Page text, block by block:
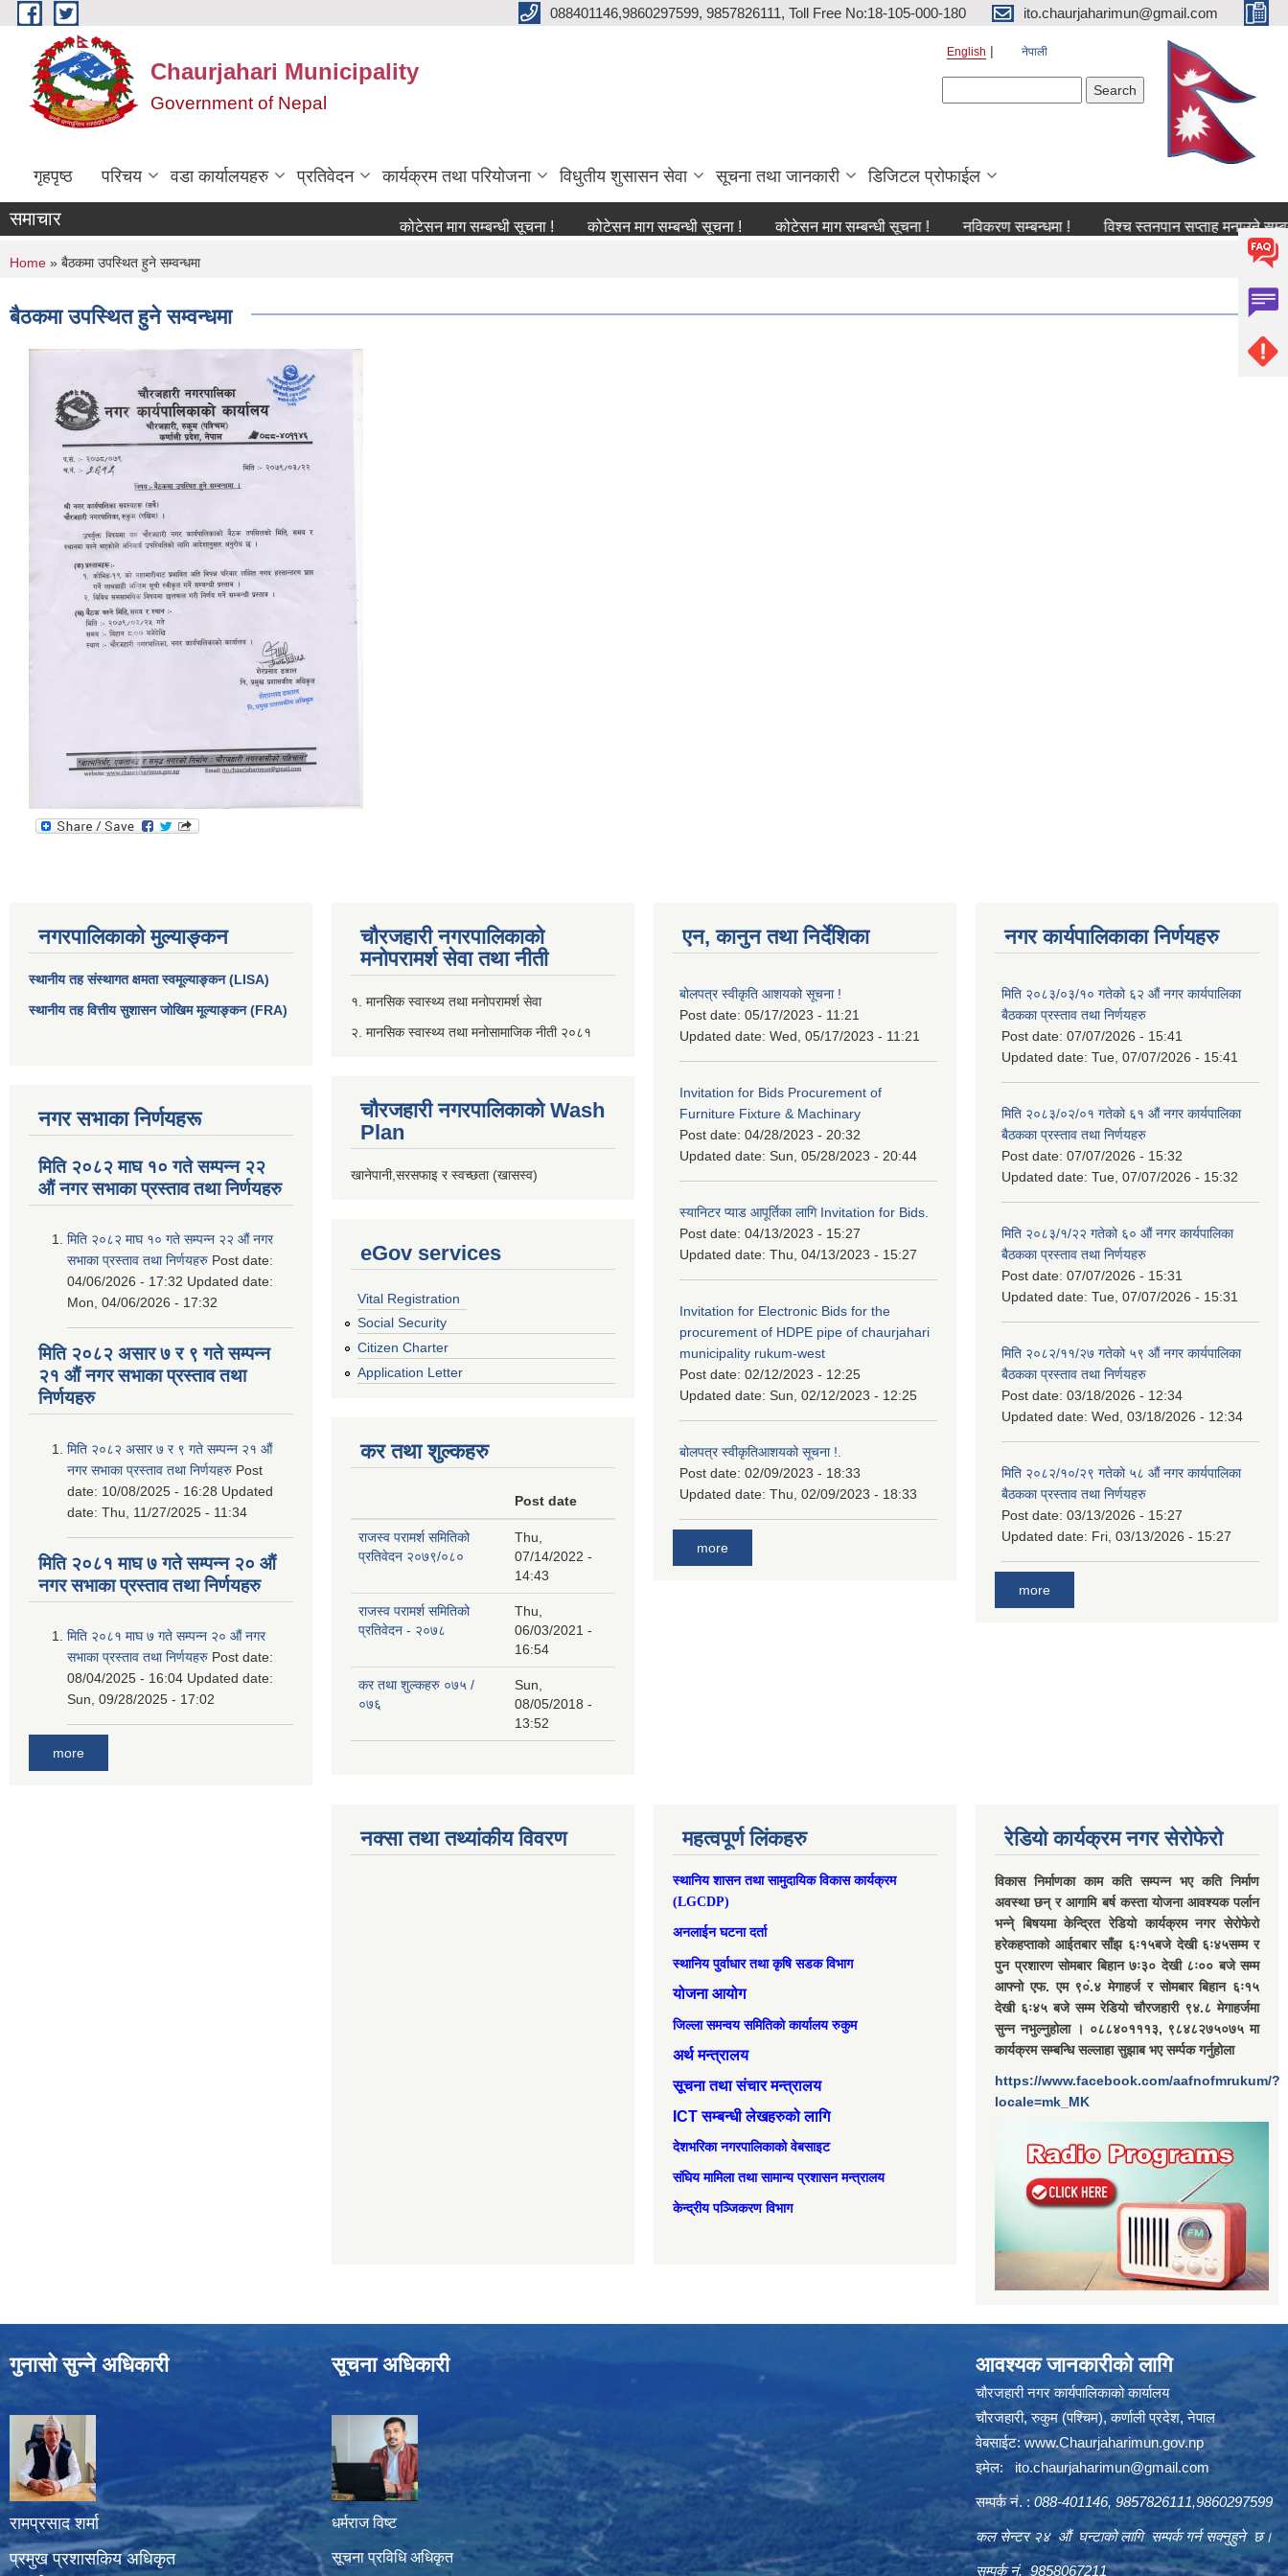
Skip to main content 088401146,9860297599, 9857826111, Toll Free No:18-105-000-180 ito.chaurjaharimun@gmail.com
Chaurjahari Municipality
Government of Nepal
English नेपाली
गृहपृष्ठ परिचय वडा कार्यालयहरु प्रतिवेदन कार्यक्रम तथा परियोजना विधुतीय शुसासन सेवा सूचना तथा जानकारी डिजिटल प्रोफाईल
समाचार कोटेसन माग सम्बन्धी सूचना ! कोटेसन माग सम्बन्धी सूचना ! कोटेसन माग सम्बन्धी सूचना ! नविकरण सम्बन्धमा ! विश्च स्तनपान सप्ताह मनाउने सम्बन्धी
You are here
Home » बैठकमा उपस्थित हुने सम्वन्धमा
बैठकमा उपस्थित हुने सम्वन्धमा
नगरपालिकाको मुल्याङ्कन
स्थानीय तह संस्थागत क्षमता स्वमूल्याङ्कन (LISA)
स्थानीय तह वित्तीय सुशासन जोखिम मूल्याङ्कन (FRA)
नगर सभाका निर्णयहरू
मिति २०८२ माघ १० गते सम्पन्न २२
औं नगर सभाका प्रस्ताव तथा निर्णयहरु
मिति २०८२ माघ १० गते सम्पन्न २२ औं नगर
सभाका प्रस्ताव तथा निर्णयहरु Post date:
04/06/2026 - 17:32 Updated date:
Mon, 04/06/2026 - 17:32
मिति २०८२ असार ७ र ९ गते सम्पन्न
२१ औं नगर सभाका प्रस्ताव तथा
निर्णयहरु
मिति २०८२ असार ७ र ९ गते सम्पन्न २१ औं
नगर सभाका प्रस्ताव तथा निर्णयहरु Post
date: 10/08/2025 - 16:28 Updated
date: Thu, 11/27/2025 - 11:34
मिति २०८१ माघ ७ गते सम्पन्न २० औं
नगर सभाका प्रस्ताव तथा निर्णयहरु
मिति २०८१ माघ ७ गते सम्पन्न २० औं नगर
सभाका प्रस्ताव तथा निर्णयहरु Post date:
08/04/2025 - 16:04 Updated date:
Sun, 09/28/2025 - 17:02
more
चौरजहारी नगरपालिकाको
मनोपरामर्श सेवा तथा नीती
१. मानसिक स्वास्थ्य तथा मनोपरामर्श सेवा
२. मानसिक स्वास्थ्य तथा मनोसामाजिक नीती २०८१
चौरजहारी नगरपालिकाको Wash
Plan
खानेपानी,सरसफाइ र स्वच्छता (खासस्व)
eGov services
Vital Registration
Social Security
Citizen Charter
Application Letter
कर तथा शुल्कहरु
Post date
राजस्व परामर्श समितिको
प्रतिवेदन २०७९/०८०
Thu,
07/14/2022 -
14:43
राजस्व परामर्श समितिको
प्रतिवेदन - २०७८
Thu,
06/03/2021 -
16:54
कर तथा शुल्कहरु ०७५ /
०७६
Sun,
08/05/2018 -
13:52
एन, कानुन तथा निर्देशिका
बोलपत्र स्वीकृति आशयको सूचना !
Post date: 05/17/2023 - 11:21
Updated date: Wed, 05/17/2023 - 11:21
Invitation for Bids Procurement of
Furniture Fixture & Machinary
Post date: 04/28/2023 - 20:32
Updated date: Sun, 05/28/2023 - 20:44
स्यानिटर प्याड आपूर्तिका लागि Invitation for Bids.
Post date: 04/13/2023 - 15:27
Updated date: Thu, 04/13/2023 - 15:27
Invitation for Electronic Bids for the
procurement of HDPE pipe of chaurjahari
municipality rukum-west
Post date: 02/12/2023 - 12:25
Updated date: Sun, 02/12/2023 - 12:25
बोलपत्र स्वीकृतिआशयको सूचना !.
Post date: 02/09/2023 - 18:33
Updated date: Thu, 02/09/2023 - 18:33
more
नगर कार्यपालिकाका निर्णयहरु
मिति २०८३/०३/१० गतेको ६२ औं नगर कार्यपालिका
बैठकका प्रस्ताव तथा निर्णयहरु
Post date: 07/07/2026 - 15:41
Updated date: Tue, 07/07/2026 - 15:41
मिति २०८३/०२/०१ गतेको ६१ औं नगर कार्यपालिका
बैठकका प्रस्ताव तथा निर्णयहरु
Post date: 07/07/2026 - 15:32
Updated date: Tue, 07/07/2026 - 15:32
मिति २०८३/१/२२ गतेको ६० औं नगर कार्यपालिका
बैठकका प्रस्ताव तथा निर्णयहरु
Post date: 07/07/2026 - 15:31
Updated date: Tue, 07/07/2026 - 15:31
मिति २०८२/११/२७ गतेको ५९ औं नगर कार्यपालिका
बैठकका प्रस्ताव तथा निर्णयहरु
Post date: 03/18/2026 - 12:34
Updated date: Wed, 03/18/2026 - 12:34
मिति २०८२/१०/२९ गतेको ५८ औं नगर कार्यपालिका
बैठकका प्रस्ताव तथा निर्णयहरु
Post date: 03/13/2026 - 15:27
Updated date: Fri, 03/13/2026 - 15:27
more
नक्सा तथा तथ्यांकीय विवरण महत्वपूर्ण लिंकहरु
स्थानिय शासन तथा सामुदायिक विकास कार्यक्रम
(LGCDP)
अनलाईन घटना दर्ता
स्थानिय पुर्वाधार तथा कृषि सडक विभाग
योजना आयोग
जिल्ला समन्वय समितिको कार्यालय रुकुम
अर्थ मन्त्रालय
सूचना तथा संचार मन्त्रालय
ICT सम्बन्धी लेखहरुको लागि
देशभरिका नगरपालिकाको वेबसाइट
संघिय मामिला तथा सामान्‍य प्रशासन मन्त्रालय
केन्द्रीय पञ्जिकरण विभाग
रेडियो कार्यक्रम नगर सेरोफेरो
विकास निर्माणका काम कति सम्पन्न भए कति निर्माण
अवस्था छन् र आगामि बर्ष कस्ता योजना आवश्यक पर्लान
भन्ने् बिषयमा केन्द्रित रेडियो कार्यक्रम नगर सेरोफेरो
हरेकहप्ताको आईतबार साँझ ६ः१५बजे देखी ६ः४५सम्म र
पुन प्रशारण सोमबार बिहान ७ः३० देखी ८ः०० बजे सम्म
आफ्नो एफ. एम ९०ं.४ मेगाहर्ज र सोमबार बिहान ६ः१५
देखी ६ः४५ बजे सम्म रेडियो चौरजहारी ९४.८ मेगाहर्जमा
सुन्न नभुल्नुहोला । ०८८४०१११३, ९८४८२७५०७५ मा
कार्यक्रम सम्बन्धि सल्लाहा सुझाब भए सर्म्पक गर्नुहोला
https://www.facebook.com/aafnofmrukum/?
locale=mk_MK
गुनासो सुन्ने अधिकारी
रामप्रसाद शर्मा
प्रमुख प्रशासकिय अधिकृत
सूचना अधिकारी
धर्मराज विष्ट
सूचना प्रविधि अधिकृत
आवश्यक जानकारीको लागि
चौरजहारी नगर कार्यपालिकाको कार्यालय
चौरजहारी, रुकुम (पश्चिम), कर्णाली प्रदेश, नेपाल
वेबसाईट:www.Chaurjaharimun.gov.np
इमेल: ito.chaurjaharimun@gmail.com
सम्पर्क नं. : 088-401146, 9857826111,9860297599
कल सेन्टर २४ औं घन्टाको लागि सम्पर्क गर्न सक्नुहुने छ।
सम्पर्क नं. 9858067211